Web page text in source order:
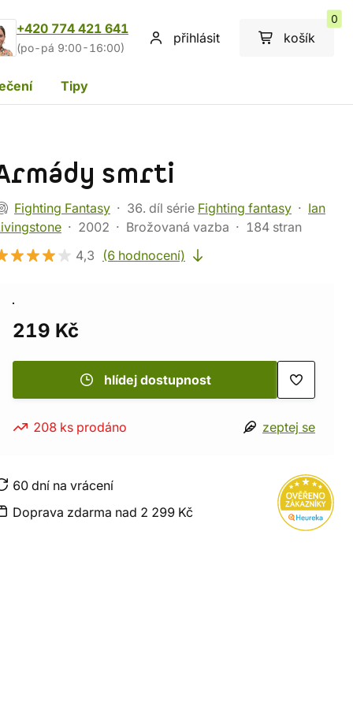
+420 774 421 641
(po-pá 9:00-16:00)
přihlásit košík
0
Tipy
smrti
Fighting Fantasy 36. díl série Fighting fantasy
Ian
2002 Brožovaná vazba
184 stran
4,3
(6 hodnocení)
219 Kč
hlídej dostupnost
208 ks prodáno zeptej se
60 dní na vrácení
Doprava zdarma nad 2 299 Kč